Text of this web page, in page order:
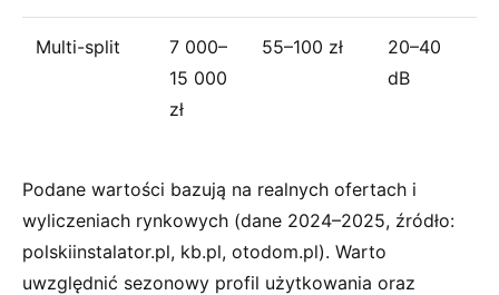
Multi-split
7 000–
15 000
zł
55–100 zł
20–40
dB
Podane wartości bazują na realnych ofertach i
wyliczeniach rynkowych (dane 2024–2025, źródło:
polskiinstalator.pl, kb.pl, otodom.pl). Warto
uwzględnić sezonowy profil użytkowania oraz